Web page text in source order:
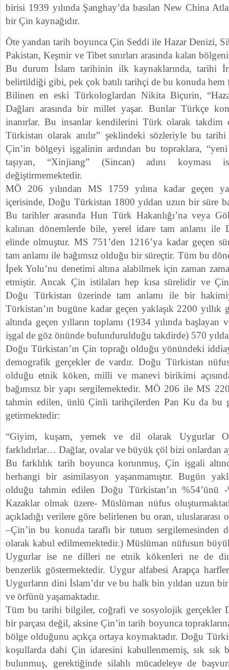
birisi 1939 yılında Şanghay’da basılan New China
bir Çin kaynağıdır.
Öte yandan tarih boyunca Çin Seddi ile Hazar Denizi,
Pakistan, Keşmir ve Tibet sınırları arasında kalan
Bu durum İslam tarihinin ilk kaynaklarında, tarihi
belirtildiği gibi, pek çok batılı tarihçi de bu konuda
Bilinen en eski Türkologlardan Nikita Biçurin,
Dağları arasında bir millet yaşar. Bunlar Türkçe
inanırlar. Bu insanlar kendilerini Türk olarak takdim
Türkistan olarak anılır” şeklindeki sözleriyle bu tarihi
Çin’in bölgeyi işgalinin ardından bu topraklara, “yeni
taşıyan, “Xinjiang” (Sincan) adını
değiştirmemektedir.
MÖ 206 yılından MS 1759 yılına kadar geçen
içerisinde, Doğu Türkistan 1800 yıldan uzun bir süre
Bu tarihler arasında Hun Türk Hakanlığı’na veya
kalınan dönemlerde bile, yerel idare tam anlamı ile
elinde olmuştur. MS 751’den 1216’ya kadar geçen
tam anlamı ile bağımsız olduğu bir süreçtir. Tüm bu
İpek Yolu’nu denetimi altına alabilmek için zaman
etmiştir. Ancak Çin istilaları hep kısa sürelidir ve
Doğu Türkistan üzerinde tam anlamı ile bir
Türkistan’ın bugüne kadar geçen yaklaşık 2200 yıllık
altında geçen yılların toplamı (1934 yılında
işgal de göz önünde bulundurulduğu takdirde) 570
Doğu Türkistan’ın Çin toprağı olduğu yönündeki
demografik gerçekler de vardır. Doğu Türkistan
olduğu etnik köken, milli ve manevi birikimi
bağımsız bir yapı sergilemektedir. MÖ 206 ile MS 220
tahmin edilen, ünlü Çinli tarihçilerden Pan Ku da bu
getirmektedir:
“Giyim, kuşam, yemek ve dil olarak Uygurlar
farklıdırlar… Dağlar, ovalar ve büyük çöl bizi onlardan
Bu farklılık tarih boyunca korunmuş, Çin işgali
herhangi bir asimilasyon yaşanmamıştır. Bugün
olduğu tahmin edilen Doğu Türkistan’ın %54’ünü
Kazaklar olmak üzere- Müslüman nüfus
açıkladığı verilere göre belirlenen bu oran, uluslararası
–Çin’in bu konuda taraflı bir tutum sergilemesinden
olarak kabul edilmemektedir.) Müslüman nüfusun
Uygurlar ise ne dilleri ne etnik kökenleri ne de
benzerlik göstermektedir. Uygur alfabesi Arapça
Uygurların dini İslam’dır ve bu halk bin yıldan uzun
ve örfünü yaşamaktadır.
Tüm bu tarihi bilgiler, coğrafi ve sosyolojik gerçekler
bir parçası değil, aksine Çin’in tarih boyunca
bölge olduğunu açıkça ortaya koymaktadır. Doğu
koşullarda dahi Çin idaresini kabullenmemiş, sık sık
bulunmuş, gerektiğinde silahlı mücadeleye de